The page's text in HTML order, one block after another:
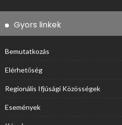
Gyors linkek
Bemutatkozás
Elérhetőség
Regionális Ifjúsági Közösségek
Események